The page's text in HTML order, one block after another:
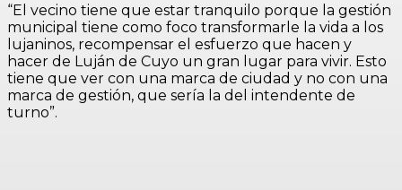
“El vecino tiene que estar tranquilo porque la gestión
municipal tiene como foco transformarle la vida a los
lujaninos, recompensar el esfuerzo que hacen y
hacer de Luján de Cuyo un gran lugar para vivir. Esto
tiene que ver con una marca de ciudad y no con una
marca de gestión, que sería la del intendente de
turno”.